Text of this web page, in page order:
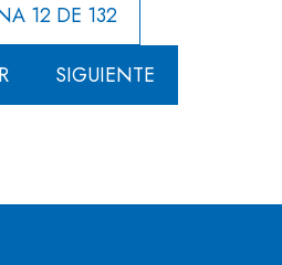
12 DE 132
SIGUIENTE